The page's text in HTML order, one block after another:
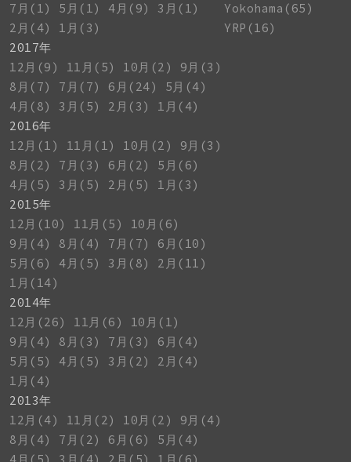
7月(1)
5月(1) 4月(9)
3月(1)
2月(4)
1月(3)
2017年
12月(9)
11月(5) 10月(2)
9月(3)
8月(7)
7月(7) 6月(24)
5月(4)
4月(8)
3月(5) 2月(3)
1月(4)
2016年
12月(1)
11月(1) 10月(2)
9月(3)
8月(2)
7月(3) 6月(2)
5月(6)
4月(5)
3月(5) 2月(5)
1月(3)
2015年
12月(10)
11月(5)
10月(6)
9月(4)
8月(4) 7月(7)
6月(10)
5月(6)
4月(5) 3月(8)
2月(11)
1月(14)
2014年
12月(26)
11月(6)
10月(1)
9月(4)
8月(3) 7月(3)
6月(4)
5月(5)
4月(5) 3月(2)
2月(4)
1月(4)
2013年
12月(4)
11月(2) 10月(2)
9月(4)
8月(4)
7月(2) 6月(6)
5月(4)
Yokohama(65)
YRP(16)